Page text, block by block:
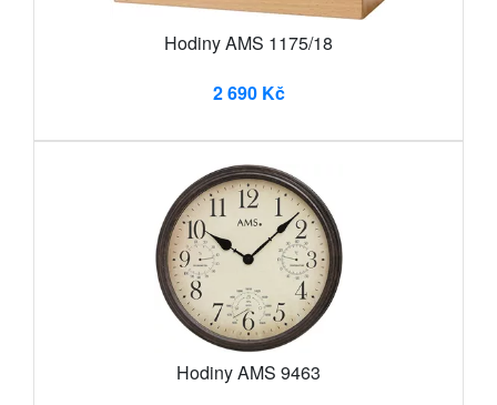
Hodiny AMS 1175/18
2 690 Kč
Hodiny AMS 9463